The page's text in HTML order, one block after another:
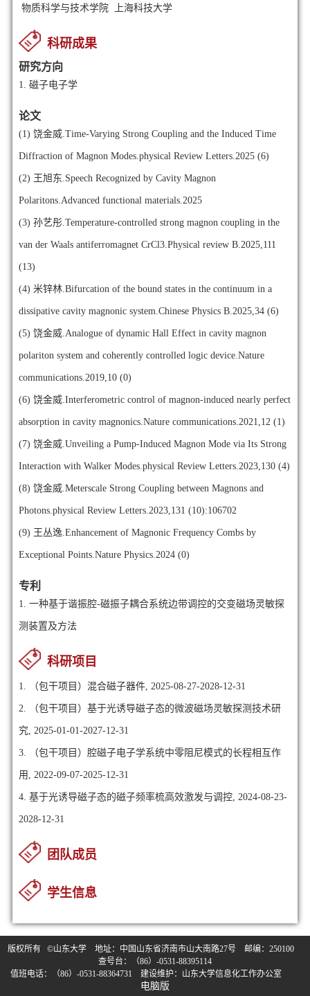
物质科学与技术学院 上海科技大学
科研成果
研究方向
1. 磁子电子学
论文
(1) 饶金威.Time-Varying Strong Coupling and the Induced Time
Diffraction of Magnon Modes.physical Review Letters.2025 (6)
(2) 王旭东.Speech Recognized by Cavity Magnon
Polaritons.Advanced functional materials.2025
(3) 孙艺彤.Temperature-controlled strong magnon coupling in the
van der Waals antiferromagnet CrCl3.Physical review B.2025,111
(13)
(4) 米锌林.Bifurcation of the bound states in the continuum in a
dissipative cavity magnonic system.Chinese Physics B.2025,34 (6)
(5) 饶金威.Analogue of dynamic Hall Effect in cavity magnon
polariton system and coherently controlled logic device.Nature
communications.2019,10 (0)
(6) 饶金威.Interferometric control of magnon-induced nearly perfect
absorption in cavity magnonics.Nature communications.2021,12 (1)
(7) 饶金威.Unveiling a Pump-Induced Magnon Mode via Its Strong
Interaction with Walker Modes.physical Review Letters.2023,130 (4)
(8) 饶金威.Meterscale Strong Coupling between Magnons and
Photons.physical Review Letters.2023,131 (10):106702
(9) 王丛逸.Enhancement of Magnonic Frequency Combs by
Exceptional Points.Nature Physics.2024 (0)
专利
1. 一种基于谐振腔-磁振子耦合系统边带调控的交变磁场灵敏探
测装置及方法
科研项目
1. （包干项目）混合磁子器件, 2025-08-27-2028-12-31
2. （包干项目）基于光诱导磁子态的微波磁场灵敏探测技术研
究, 2025-01-01-2027-12-31
3. （包干项目）腔磁子电子学系统中零阻尼模式的长程相互作
用, 2022-09-07-2025-12-31
4. 基于光诱导磁子态的磁子频率梳高效激发与调控, 2024-08-23-
2028-12-31
团队成员
学生信息
版权所有 ©山东大学 地址：中国山东省济南市山大南路27号 邮编：250100
查号台：（86）-0531-88395114
值班电话：（86）-0531-88364731 建设维护：山东大学信息化工作办公室
电脑版